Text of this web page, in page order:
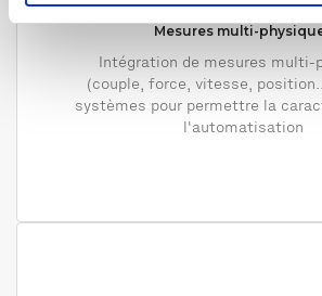
Mesures multi-
Intégration de mesures multi-
(couple, force, vitesse,
systèmes pour permettre la
l'automatisation